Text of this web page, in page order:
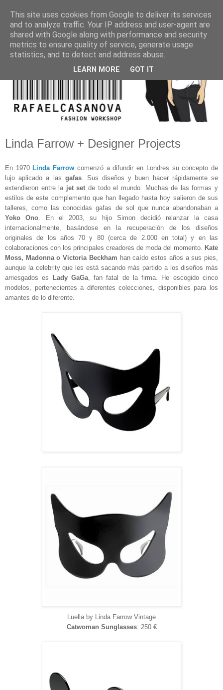
Linda Farrow + Designer Projects
En 1970 Linda Farrow comenzó a difundir en Londres su concepto de
lujo aplicado a las gafas. Sus diseños y buen hacer rápidamente se
extendieron entre la jet set de todo el mundo. Muchas de las formas y
estilos de este complemento que han llegado hasta hoy salieron de sus
talleres, como las conocidas gafas de sol que nunca abandonaban a
Yoko Ono . En el 2003, su hijo Simon decidió relanzar la casa
internacionalmente, basándose en la recuperación de los diseños
originales de los años 70 y 80 (cerca de 2.000 en total) y en las
colaboraciones con los principales creadores de moda del momento.
Kate
Moss, Madonna o Victoria Beckham han caído estos años a sus pies,
aunque la celebrity que les está sacando más partido a los diseños más
arriesgados es
Lady GaGa, fan fatal de la firma. He escogido cinco
modelos, pertenecientes a diferentes colecciones, disponibles para los
amantes de lo diferente.
Luella by Linda Farrow Vintage
Catwoman Sunglasses: 250 €
This site uses cookies from Google to deliver its services
and to analyze traffic. Your IP address and user-agent are
shared with Google along with performance and security
metrics to ensure quality of service, generate usage
statistics, and to detect and address abuse.
LEARN MORE GOT IT